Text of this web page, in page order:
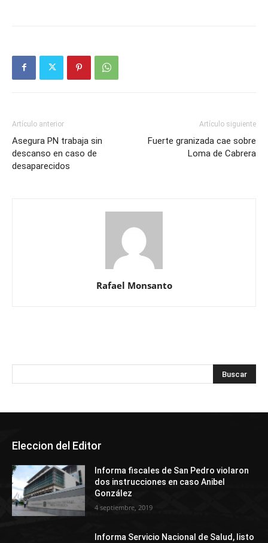
Artículo anterior
Asegura PN trabaja sin
descanso en caso de
desaparecidos
Artículo siguiente
Fuerte granizada cae sobre
Loma de Cabrera
Rafael Monsanto
Eleccion del Editor
Informa fiscales de San Pedro violaron
dos instrucciones en caso Anibel
González
4 septiembre, 2019
Informa Servicio Nacional de Salud, listo